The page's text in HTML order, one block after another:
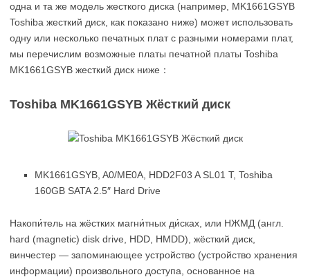
одна и та же модель жесткого диска (например, MK1661GSYB
Toshiba жесткий диск, как показано ниже) может использовать
одну или несколько печатных плат с разными номерами плат,
мы перечислим возможные платы печатной платы Toshiba
MK1661GSYB жесткий диск ниже：
Toshiba MK1661GSYB Жёсткий диск
MK1661GSYB, A0/ME0A, HDD2F03 A SL01 T, Toshiba
160GB SATA 2.5″ Hard Drive
Накопи́тель на жёстких магни́тных ди́сках, или НЖМД (англ.
hard (magnetic) disk drive, HDD, HMDD), жёсткий диск,
винчестер — запоминающее устройство (устройство хранения
информации) произвольного доступа, основанное на